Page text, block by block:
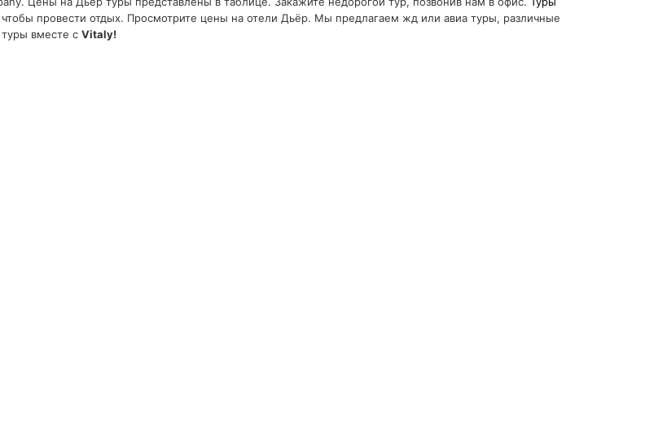
провести отдых. Просмотрите цены на отели Дьёр. Мы предлагаем жд или авиа туры, различные
вместе с Vitaly!